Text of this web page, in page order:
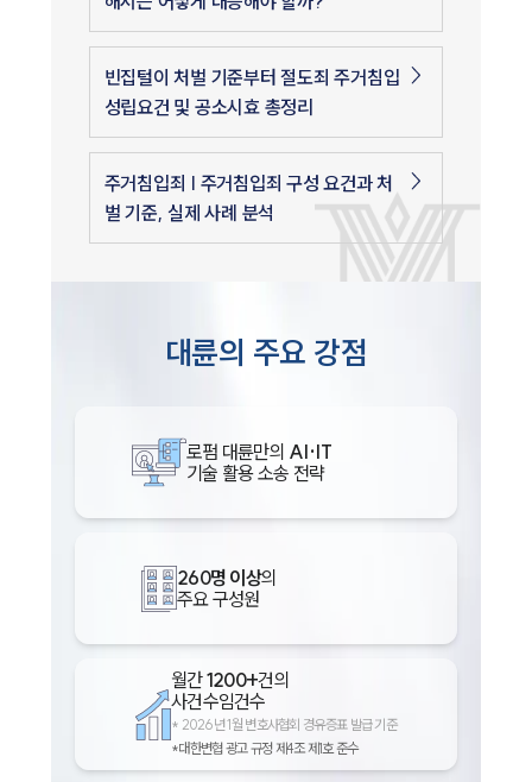
빈집털이 처벌 기준부터 절도죄 주거침입
성립요건 및 공소시효 총정리
주거침입죄 | 주거침입죄 구성 요건과 처
벌 기준, 실제 사례 분석
대륜의 주요 강점
로펌 대륜만의 AI·IT
기술 활용 소송 전략
260명 이상의
주요 구성원
월간1200+건의
사건수임건수
* 2026년 1월 변호사협회 경유증표 발급 기준
*대한변협 광고 규정 제4조 제1호 준수